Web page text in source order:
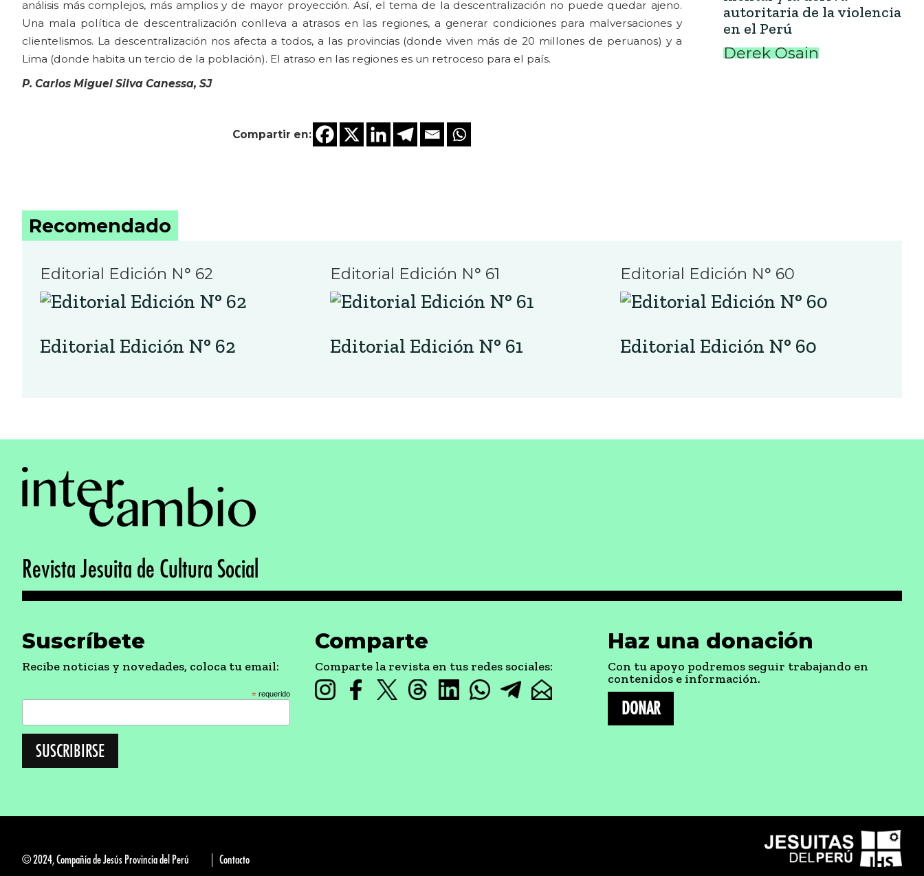
análisis más complejos, más amplios y de mayor proyección. Así, el tema de la descentralización no puede quedar ajeno.
Una mala política de descentralización conlleva a atrasos en las regiones, a generar condiciones para malversaciones y
clientelismos. La descentralización nos afecta a todos, a las provincias (donde viven más de 20 millones de peruanos) y a
Lima (donde habita un tercio de la población). El atraso en las regiones es un retroceso para el país.
P. Carlos Miguel Silva Canessa, SJ
Compartir en:
autoritaria de la violencia
en el Perú
Derek Osain
Recomendado
Editorial Edición N° 62
Editorial Edición N° 62
Editorial Edición N° 61
Editorial Edición N° 61
Editorial Edición N° 60
Editorial Edición N° 60
Revista Jesuita de Cultura Social
Suscríbete
Recibe noticias y novedades, coloca tu email:
* requerido
Comparte
Comparte la revista en tus redes sociales:
Haz una donación
Con tu apoyo podremos seguir trabajando en
contenidos e información.
DONAR
© 2024, Compañía de Jesús Provincia del Perú Contacto